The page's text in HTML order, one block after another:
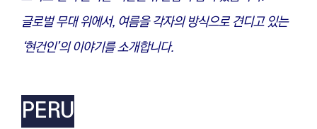
글로벌 무대 위에서, 여름을 각자의 방식으로 견디고 있는
‘현건인’의 이야기를 소개합니다.
PERU